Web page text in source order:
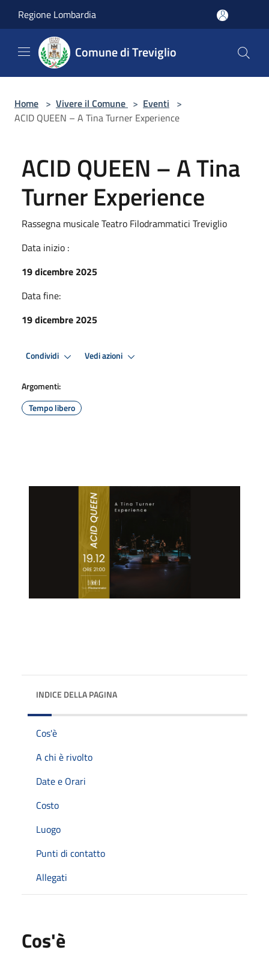
Regione Lombardia
Comune di Treviglio
Home > Vivere il Comune > Eventi >
ACID QUEEN – A Tina Turner Experience
ACID QUEEN – A Tina
Turner Experience
Rassegna musicale Teatro Filodrammatici Treviglio
Data inizio :
19 dicembre 2025
Data fine:
19 dicembre 2025
Condividi Vedi azioni
Argomenti:
Tempo libero
INDICE DELLA PAGINA
Cos'è
A chi è rivolto
Date e Orari
Costo
Luogo
Punti di contatto
Allegati
Cos'è